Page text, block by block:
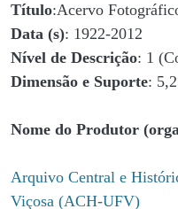
Título:Acervo
Data (s): 1922-2012
Nível de Descrição: 1
Dimensão e Suporte:
Nome do Produtor
Arquivo Central e
Viçosa (ACH-UFV)